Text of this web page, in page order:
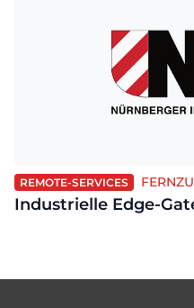
REMOTE-SERVICES
Industrielle Edge-